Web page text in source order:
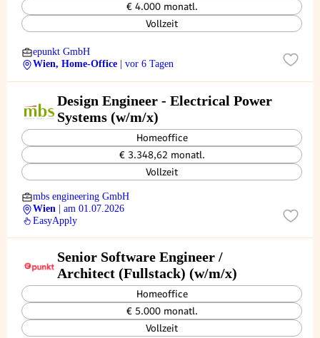
€ 4.000 monatl.
Vollzeit
epunkt GmbH
Wien, Home-Office
| vor 6 Tagen
Design Engineer - Electrical Power
Systems (w/m/x)
Homeoffice
€ 3.348,62 monatl.
Vollzeit
mbs engineering GmbH
Wien
| am 01.07.2026
EasyApply
Senior Software Engineer /
Architect (Fullstack) (w/m/x)
Homeoffice
€ 5.000 monatl.
Vollzeit